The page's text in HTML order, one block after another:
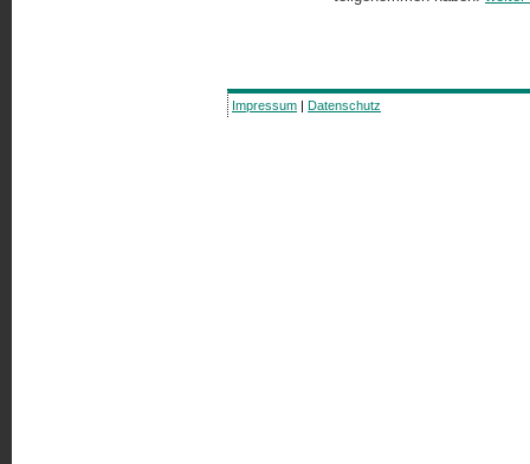
Impressum | Datenschutz